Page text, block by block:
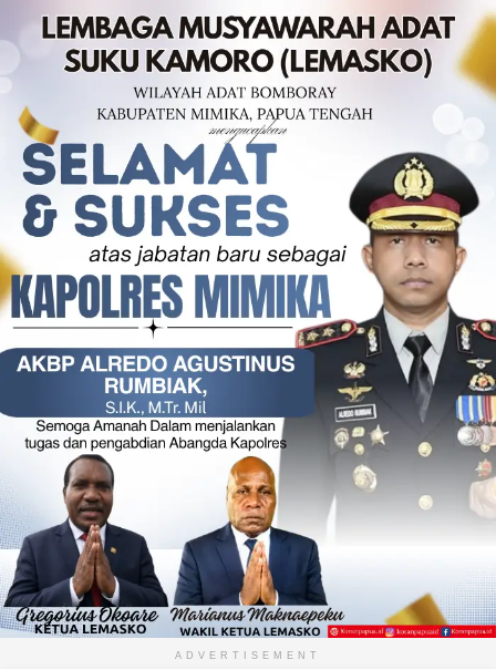
ADVERTISEMENT